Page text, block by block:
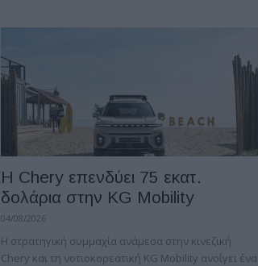
Η Chery επενδύει 75 εκατ.
δολάρια στην KG Mobility
04/08/2026
H στρατηγική συμμαχία ανάμεσα στην κινεζική
Chery και τη νοτιοκορεατική KG Mobility ανοίγει ένα